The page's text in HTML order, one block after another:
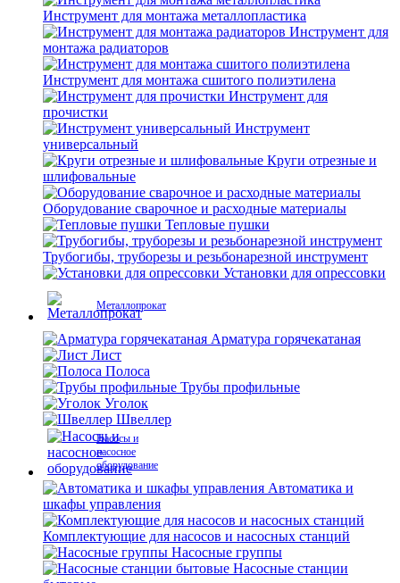
Инструмент для монтажа металлопластика
Инструмент для
монтажа радиаторов
Инструмент для монтажа сшитого полиэтилена
Инструмент для
прочистки
Инструмент
универсальный
Круги отрезные и
шлифовальные
Оборудование сварочное и расходные материалы
Тепловые пушки
Трубогибы, труборезы и резьбонарезной инструмент
Установки для опрессовки
Металлопрокат
Арматура горячекатаная
Лист
Полоса
Трубы профильные
Уголок
Швеллер
Насосы и
насосное
оборудование
Автоматика и
шкафы управления
Комплектующие для насосов и насосных станций
Насосные группы
Насосные станции